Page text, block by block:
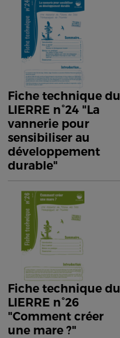
Fiche technique du
LIERRE n°24 "La
vannerie pour
sensibiliser au
développement
durable"
Fiche technique du
LIERRE n°26
"Comment créer
une mare ?"